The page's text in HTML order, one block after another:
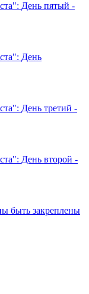
День пятый -
День
День третий -
День второй -
быть закреплены